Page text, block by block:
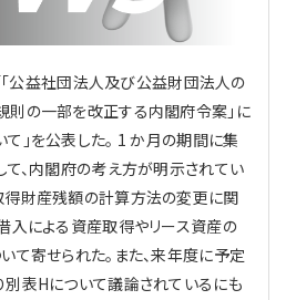
ダーのnote
の資産運用
のための人事戦略
検査で想定される指摘事項
インタビュー
は
公益社団法人及び公益財団法人の
の一部を改正する内閣府令案」に
」を公表した。 1 か月の期間に集
、内閣府の考え方が明示されてい
得財産残額の計算方法の変更に関
入による資産取得やリース資産の
て寄せられた。また、来年度に予定
表Hについて議論されているにも